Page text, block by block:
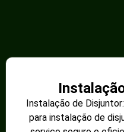
Instalação de
para instalação de